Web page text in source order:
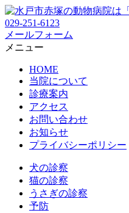
029-251-6123
メールフォーム
メニュー
HOME
当院について
診療案内
アクセス
お問い合わせ
お知らせ
プライバシーポリシー
犬の診察
猫の診察
うさぎの診察
予防